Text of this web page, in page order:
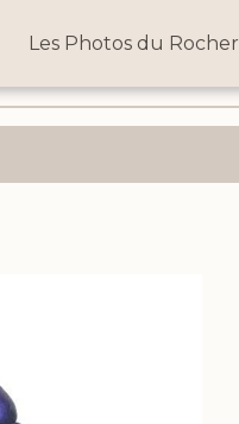
Les Photos du Rocher